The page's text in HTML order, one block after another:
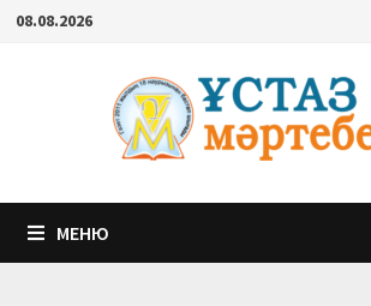
Перейти
содержимому
08.08.2026
МЕНЮ